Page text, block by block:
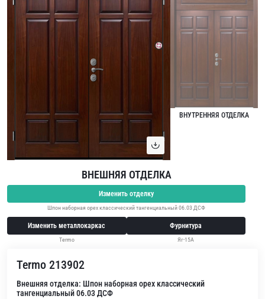
ВНУТРЕННЯЯ ОТДЕЛКА
ВНЕШНЯЯ ОТДЕЛКА
Изменить отделку
Шпон наборная орех классический тангенциальный 06.03 ДСФ
Изменить металлокаркас
Termo
Фурнитура
Яг-15А
Termo 213902
Внешняя отделка: Шпон наборная орех классический
тангенциальный 06.03 ДСФ